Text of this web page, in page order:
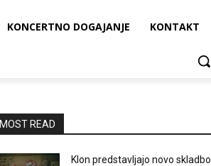
KONCERTNO DOGAJANJE KONTAKT
MOST READ
Klon predstavljajo novo skladbo